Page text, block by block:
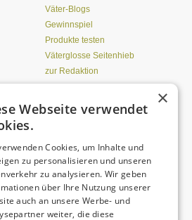
Väter-Blogs
Gewinnspiel
Produkte testen
Väterglosse Seitenhieb
zur Redaktion
Einen Lehmofen
×
Webseite verwendet
Cookies, um Inhalte und
zu personalisieren und unseren
zu analysieren. Wir geben
über Ihre Nutzung unserer
auch an unsere Werbe- und
weiter, die diese